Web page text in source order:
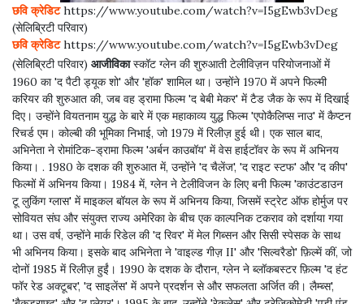
छवि क्रेडिटhttps://www.youtube.com/watch?v=I5gEwb3vDeg
(सेलिब्रिटी परिवार)
छवि क्रेडिटhttps://www.youtube.com/watch?v=I5gEwb3vDeg
(सेलिब्रिटी परिवार) पहले का
अगला
आजीविकास्कॉट ग्लेन की शुरुआती टेलीविज़न परियोजनाओं में
1960 का 'द पैटी ड्यूक शो' और 'हॉक' शामिल था। उन्होंने 1970 में अपने फिल्मी
करियर की शुरुआत की, जब वह ड्रामा फिल्म 'द बेबी मेकर' में टैड जैक के रूप में दिखाई
दिए। उन्होंने वियतनाम युद्ध के बारे में एक महाकाव्य युद्ध फिल्म 'एपोकैलिप्स नाउ' में कैप्टन
रिचर्ड एम। कोल्बी की भूमिका निभाई, जो 1979 में रिलीज़ हुई थी। एक साल बाद,
अभिनेता ने रोमांटिक-ड्रामा फिल्म 'अर्बन काउबॉय' में वेस हाईटॉवर के रूप में अभिनय
किया। . 1980 के दशक की शुरुआत में, उन्होंने 'द चैलेंज', 'द राइट स्टफ' और 'द कीप'
फिल्मों में अभिनय किया। 1984 में, ग्लेन ने टेलीविजन के लिए बनी फिल्म 'काउंटडाउन
टू लुकिंग ग्लास' में माइकल बॉयल के रूप में अभिनय किया, जिसमें स्ट्रेट ऑफ होर्मुज पर
सोवियत संघ और संयुक्त राज्य अमेरिका के बीच एक काल्पनिक टकराव को दर्शाया गया
था। उस वर्ष, उन्होंने मार्क रिडेल की 'द रिवर' में मेल गिब्सन और सिसी स्पेसक के साथ
भी अभिनय किया। इसके बाद अभिनेता ने 'वाइल्ड गीज़ II' और 'सिल्वरैडो' फ़िल्में कीं, जो
दोनों 1985 में रिलीज़ हुईं। 1990 के दशक के दौरान, ग्लेन ने ब्लॉकबस्टर फ़िल्म 'द हंट
फॉर रेड अक्टूबर', 'द साइलेंस' में अपने प्रदर्शन से और सफलता अर्जित की। लैम्ब्स',